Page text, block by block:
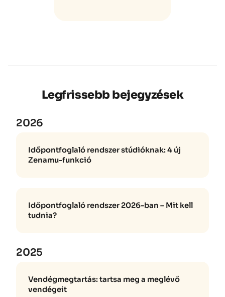
Legfrissebb bejegyzések
2026
Időpontfoglaló rendszer stúdióknak: 4 új
Zenamu-funkció
Időpontfoglaló rendszer 2026-ban – Mit kell
tudnia?
2025
Vendégmegtartás: tartsa meg a meglévő
vendégeit